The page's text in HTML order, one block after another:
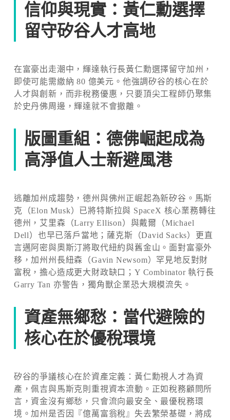
信仰與現實：黃仁勳選擇
留守矽谷人才高地
在富豪出走潮中，輝達執行長黃仁勳選擇留守加州，
即使可能需繳納 80 億美元。他強調矽谷的核心在於
人才與創新，而非稅務優惠，只要頂尖工程師仍聚集
於史丹佛周邊，輝達就不會撤離。
版圖重組：德佛崛起成為
高淨值人士新避風港
逃離加州成趨勢，德州與佛州正崛起為新矽谷。馬斯
克（Elon Musk）已將特斯拉與 SpaceX 核心業務轉往
德州，艾里森（Larry Ellison）與戴爾（Michael
Dell）也早已落戶當地；薩克斯（David Sacks）更直
言邁阿密與奧斯汀將取代紐約與舊金山。面對富豪外
移，加州州長紐森（Gavin Newsom）罕見地反對財
富稅，擔心造成更大財政缺口；Y Combinator 執行長
Garry Tan 亦警告，獨角獸企業恐大規模流失。
資產無鄉愁：當代避險的
核心在於優稅環境
矽谷的爭議核心在於資產定義：黃仁勳視人才為資
產，佩吉與馬斯克則重視資本流動。正如稅務顧問所
言，資金沒有鄉愁，只會流向最安全、最優稅務環
境。加州是否因『億萬富翁稅』失去繁榮基礎，將成